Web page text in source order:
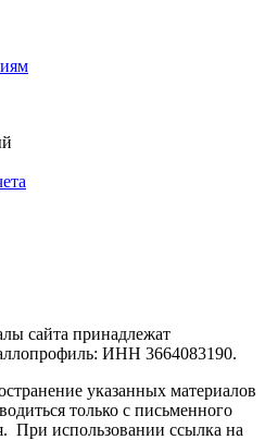
сайта принадлежат
ИНН 3664083190.
указанных материалов
только с письменного
При использовании ссылка на